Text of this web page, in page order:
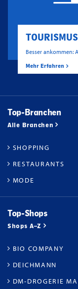
TOURISMUS
Besser ankommen:
Mehr Erfahren
Top-Branchen
Alle Branchen
SHOPPING
RESTAURANTS
MODE
Top-Shops
Shops A–Z
BIO COMPANY
DEICHMANN
DM-DROGERIE